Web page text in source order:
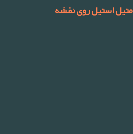
متیل استیل روی نقشه